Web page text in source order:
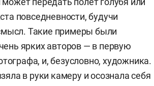
повседневности, будучи
Такие примеры были
ярких авторов — в первую
и, безусловно, художника.
в руки камеру и осознала себя